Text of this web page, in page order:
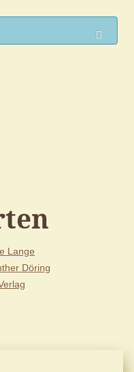
Lange
Döring